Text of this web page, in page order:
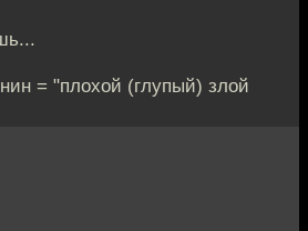
= "плохой (глупый) злой